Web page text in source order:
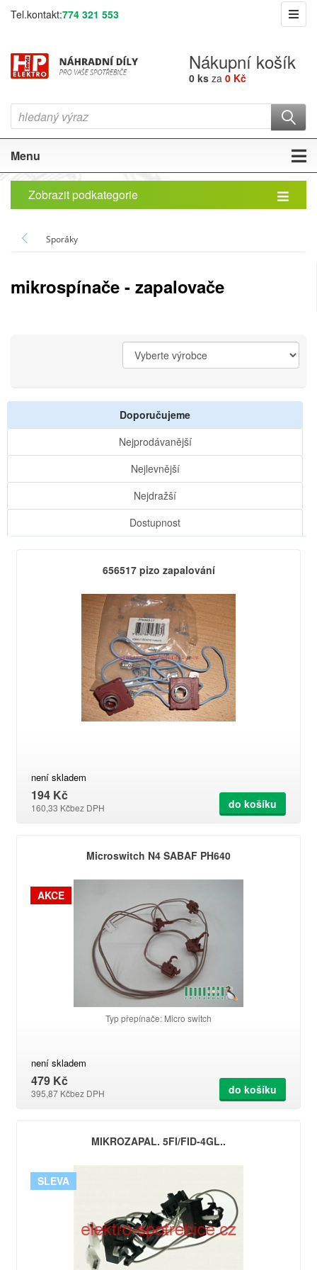
Tel.kontakt:774 321 553
Nákupní košík
0 ks za 0 Kč
Menu
Zobrazit podkategorie
Sporáky
mikrospínače - zapalovače
Doporučujeme
Nejprodávanější
Nejlevnější
Nejdražší
Dostupnost
656517 pizo zapalování
není skladem
194 Kč
160,33 Kčbez DPH do košíku
Microswitch N4 SABAF PH640
AKCE
Typ přepínače: Micro switch
není skladem
479 Kč
395,87 Kčbez DPH do košíku
MIKROZAPAL. 5FI/FID-4GL..
SLEVA